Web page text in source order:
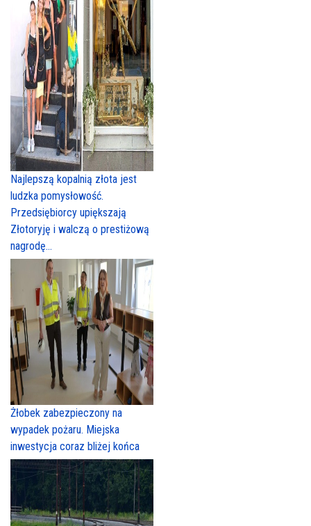
Najlepszą kopalnią złota jest
ludzka pomysłowość.
Przedsiębiorcy upiększają
Złotoryję i walczą o prestiżową
nagrodę...
Żłobek zabezpieczony na
wypadek pożaru. Miejska
inwestycja coraz bliżej końca